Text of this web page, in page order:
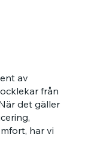
av
från
det gäller
har vi